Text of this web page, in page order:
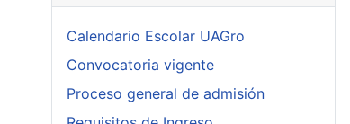
Calendario Escolar UAGro
Convocatoria vigente
Proceso general de admisión